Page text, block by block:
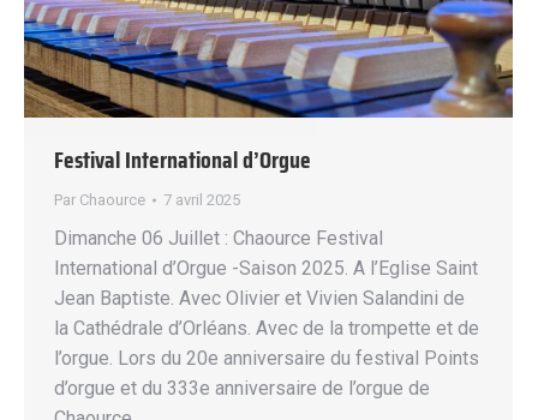
Festival International d’Orgue
Par Chaource 7 avril 2025
Dimanche 06 Juillet : Chaource Festival
International d’Orgue -Saison 2025. A l’Eglise Saint
Jean Baptiste. Avec Olivier et Vivien Salandini de
la Cathédrale d’Orléans. Avec de la trompette et de
l’orgue. Lors du 20e anniversaire du festival Points
d’orgue et du 333e anniversaire de l’orgue de